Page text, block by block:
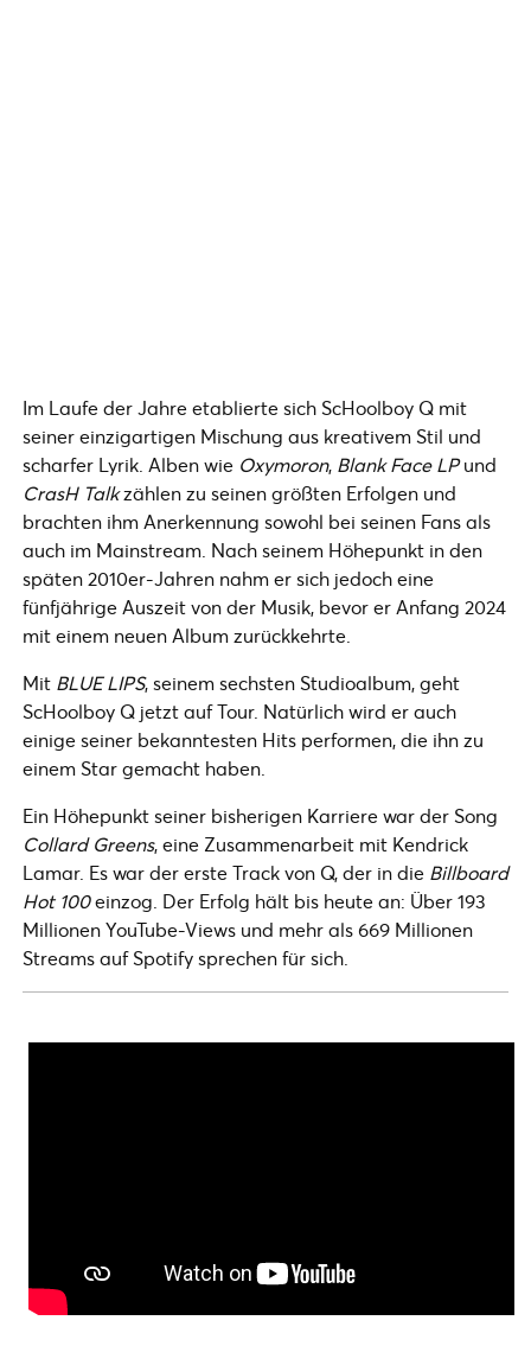
Im Laufe der Jahre etablierte sich ScHoolboy Q mit
seiner einzigartigen Mischung aus kreativem Stil und
scharfer Lyrik. Alben wie Oxymoron, Blank Face LPund
CrasH Talkzählen zu seinen größten Erfolgen und
brachten ihm Anerkennung sowohl bei seinen Fans als
auch im Mainstream. Nach seinem Höhepunkt in den
späten 2010er-Jahren nahm er sich jedoch eine
fünfjährige Auszeit von der Musik, bevor er Anfang 2024
mit einem neuen Album zurückkehrte.
Mit BLUE LIPS, seinem sechsten Studioalbum, geht
ScHoolboy Q jetzt auf Tour. Natürlich wird er auch
einige seiner bekanntesten Hits performen, die ihn zu
einem Star gemacht haben.
Ein Höhepunkt seiner bisherigen Karriere war der Song
Collard Greens, eine Zusammenarbeit mit Kendrick
Lamar. Es war der erste Track von Q, der in die Billboard
Hot 100einzog. Der Erfolg hält bis heute an: Über 193
Millionen YouTube-Views und mehr als 669 Millionen
Streams auf Spotify sprechen für sich.